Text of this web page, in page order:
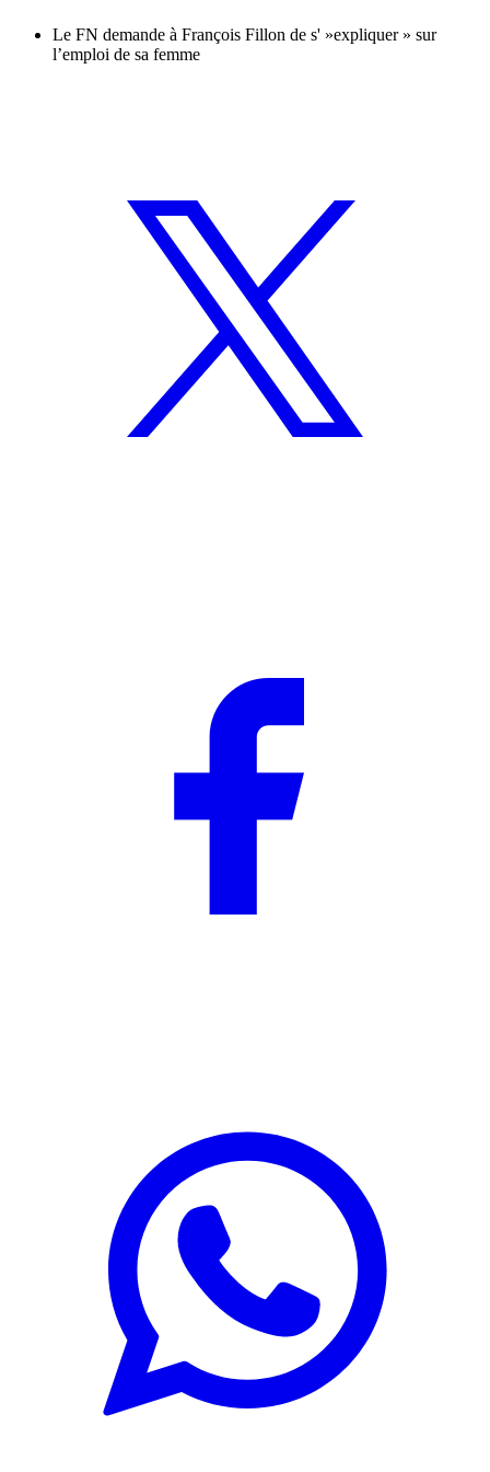
Le FN demande à François Fillon de s' »expliquer » sur
l’emploi de sa femme